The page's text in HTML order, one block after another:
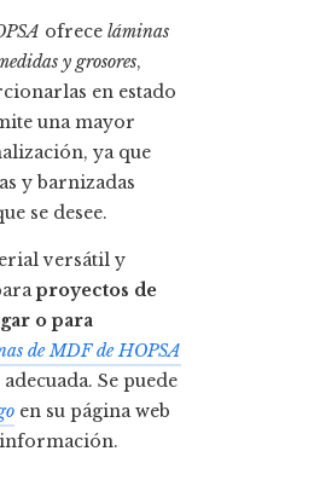
ofrece láminas
y grosores,
en estado
una mayor
ya que
y barnizadas
se desee.
versátil y
proyectos de
o para
de MDF de HOPSA
Se puede
en su página web